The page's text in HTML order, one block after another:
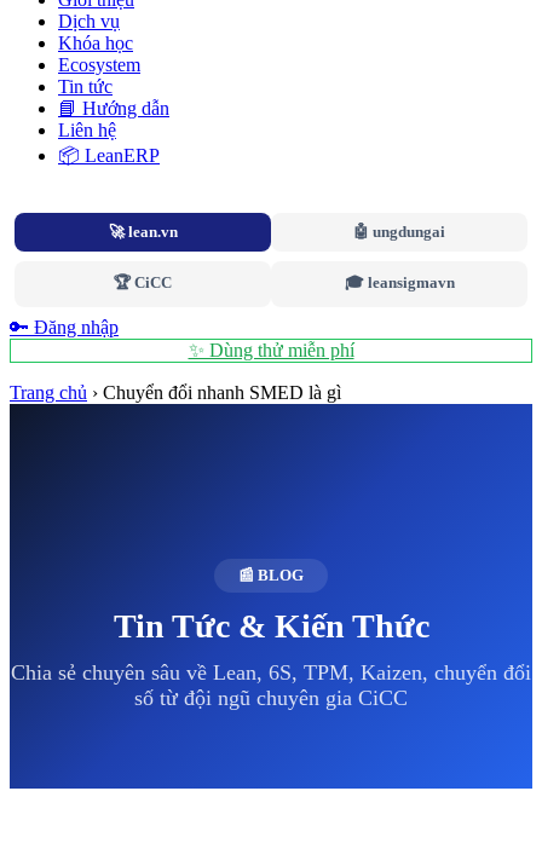
Dịch vụ
Khóa học
Ecosystem
Tin tức
📘 Hướng dẫn
Liên hệ
📦 LeanERP
🚀 lean.vn 🤖 ungdungai
🏆 CiCC 🎓 leansigmavn
🔑 Đăng nhập
✨ Dùng thử miễn phí
Trang chủ › Chuyển đổi nhanh SMED là gì
📰 BLOG
Tin Tức & Kiến Thức
Chia sẻ chuyên sâu về Lean, 6S, TPM, Kaizen, chuyển đổi
số từ đội ngũ chuyên gia CiCC